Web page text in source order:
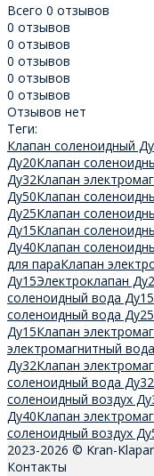
Всего 0 отзывов
0 отзывов
0 отзывов
0 отзывов
0 отзывов
0 отзывов
Отзывов нет
Теги:
Клапан соленоидный
Ду20Клапан
Ду32Клапан
Ду50Клапан
Ду25Клапан
Ду15Клапан
Ду40Клапан
для параКлапан
Ду15Электроклапан
соленоидный вода Ду15
соленоидный вода Ду25
Ду15Клапан
электромагнитный
Ду32Клапан
соленоидный вода Ду32
соленоидный воздух
Ду40Клапан
соленоидный воздух
2023-2026 © Kran-
Контакты